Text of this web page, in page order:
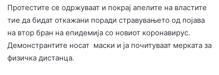
Протестите се одржуваат и покрај апелите на властите
тие да бидат откажани поради стравувањето од појава
на втор бран на епидемија со новиот коронавирус.
Демонстрантите носат маски и ја почитуваат мерката за
физичка дистанца.